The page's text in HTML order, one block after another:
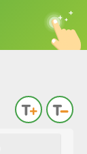
中
英